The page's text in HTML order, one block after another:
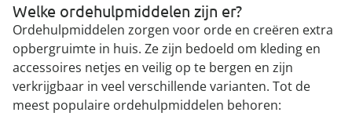
Welke ordehulpmiddelen zijn er?
Ordehulpmiddelen zorgen voor orde en creëren extra
opbergruimte in huis. Ze zijn bedoeld om kleding en
accessoires netjes en veilig op te bergen en zijn
verkrijgbaar in veel verschillende varianten. Tot de
meest populaire ordehulpmiddelen behoren: